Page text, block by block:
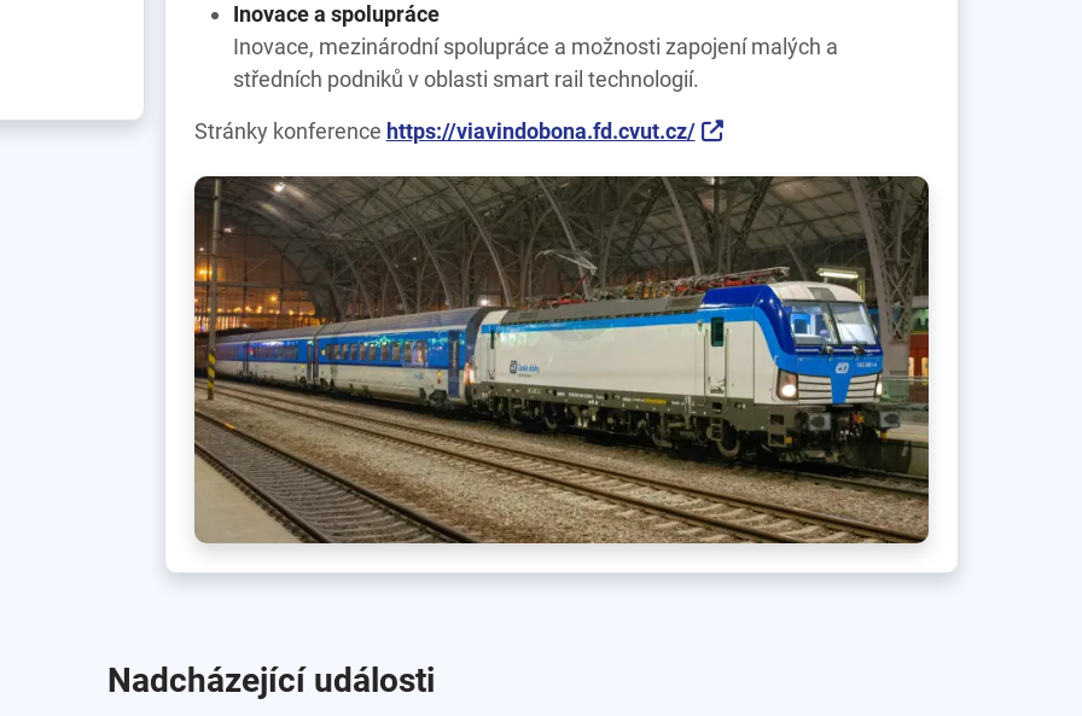
Inovace a spolupráce
Inovace, mezinárodní spolupráce a možnosti zapojení malých a
středních podniků v oblasti smart rail technologií.
Stránky konference https://viavindobona.fd.cvut.cz/
Nadcházející události